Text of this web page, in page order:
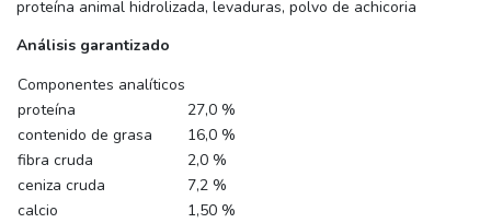
proteína animal hidrolizada, levaduras, polvo de achicoria
Análisis garantizado
Componentes analíticos
proteína
27,0 %
contenido de grasa
16,0 %
fibra cruda
2,0 %
ceniza cruda
7,2 %
calcio
1,50 %